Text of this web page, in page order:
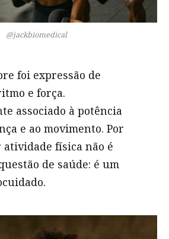
@jackbiomedical
foi expressão de
e força.
associado à potência
e ao movimento. Por
física não é
de saúde: é um